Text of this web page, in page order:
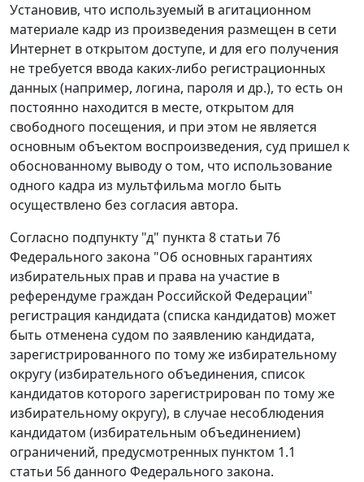
Установив, что используемый в агитационном
материале кадр из произведения размещен в сети
Интернет в открытом доступе, и для его получения
не требуется ввода каких-либо регистрационных
данных (например, логина, пароля и др.), то есть он
постоянно находится в месте, открытом для
свободного посещения, и при этом не является
основным объектом воспроизведения, суд пришел к
обоснованному выводу о том, что использование
одного кадра из мультфильма могло быть
осуществлено без согласия автора.
Согласно подпункту "д" пункта 8 статьи 76
Федерального закона "Об основных гарантиях
избирательных прав и права на участие в
референдуме граждан Российской Федерации"
регистрация кандидата (списка кандидатов) может
быть отменена судом по заявлению кандидата,
зарегистрированного по тому же избирательному
округу (избирательного объединения, список
кандидатов которого зарегистрирован по тому же
избирательному округу), в случае несоблюдения
кандидатом (избирательным объединением)
ограничений, предусмотренных пунктом 1.1
статьи 56данного Федерального закона.